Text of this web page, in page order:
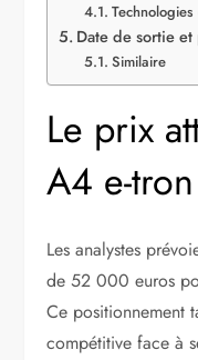
Date de sortie
Similaire
Le prix
A4 e-
Les analystes
de 52 000 euros
Ce positionnement
compétitive face à